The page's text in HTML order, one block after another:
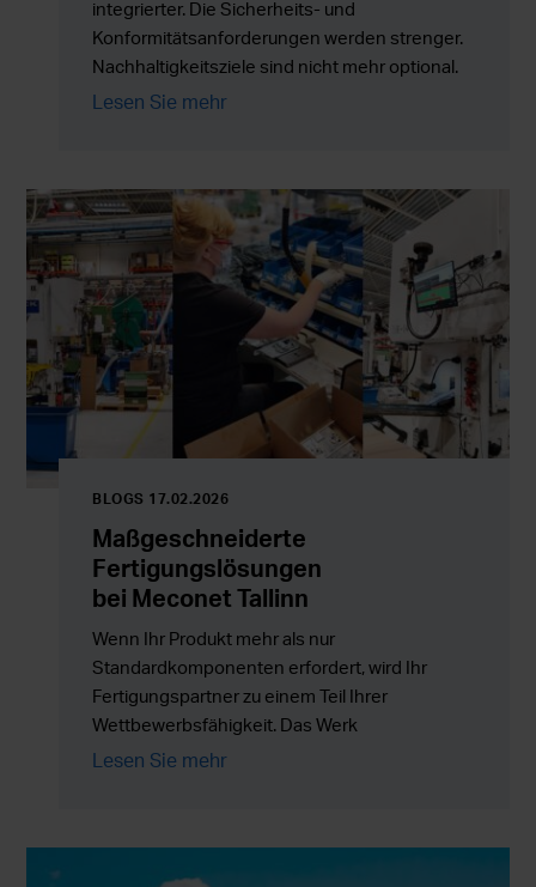
integrierter. Die Sicherheits- und
Konformitätsanforderungen werden strenger.
Nachhaltigkeitsziele sind nicht mehr optional.
Gleichzeitig müssen die Produktionsmengen
Lesen Sie mehr
BLOGS 17.02.2026
Maßgeschneiderte
Fertigungslösungen
bei Meconet Tallinn
Wenn Ihr Produkt mehr als nur
Standardkomponenten erfordert, wird Ihr
Fertigungspartner zu einem Teil Ihrer
Wettbewerbsfähigkeit. Das Werk
von Meconet in Tallinn unterstützt Kunden
Lesen Sie mehr